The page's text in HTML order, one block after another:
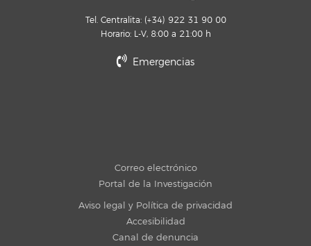
Tel. Centralita: (+34) 922 31 90 00
Horario: L-V, 8:00 a 21:00 h
Emergencias
Correo electrónico
Portal de la Investigación
Aviso legal y Política de privacidad
Accesibilidad
Canal de denuncia